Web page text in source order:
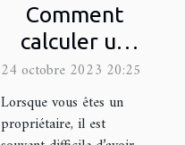
Comment
calculer un
rendement
locatif ?
24 octobre 2023 20:25
Lorsque vous êtes un
propriétaire, il est